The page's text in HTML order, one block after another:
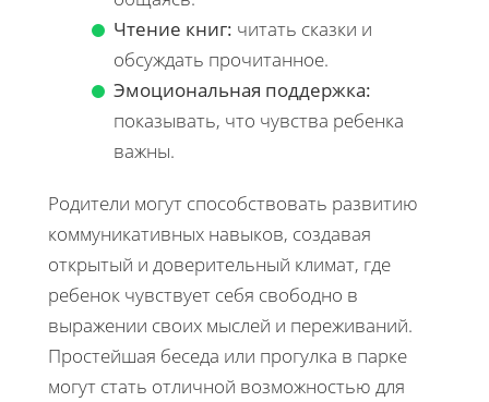
Чтение книг: читать сказки и
обсуждать прочитанное.
Эмоциональная поддержка:
показывать, что чувства ребенка
важны.
Родители могут способствовать развитию
коммуникативных навыков, создавая
открытый и доверительный климат, где
ребенок чувствует себя свободно в
выражении своих мыслей и переживаний.
Простейшая беседа или прогулка в парке
могут стать отличной возможностью для